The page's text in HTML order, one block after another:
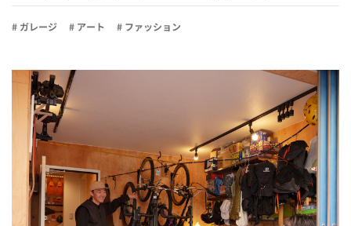
# ガレージ # アート # ファッション